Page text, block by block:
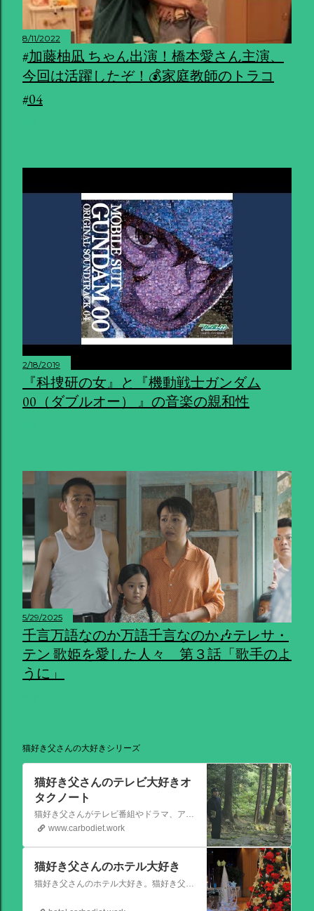
8/11/2022
#加藤柚凪 ちゃん出演！橋本愛さん主演、
今回は活躍したぞ！💰家庭教師のトラコ
#04
2/18/2019
『科捜研の女』と『機動戦士ガンダム
00（ダブルオー） 』の音楽の親和性
5/29/2025
千言万語なのか万語千言なのか🎶テレサ・
テン 歌姫を愛した人々 第３話「歌手のよ
うに」
猫好き父さんの大好きシリーズ
猫好き父さんのテレビ大好きオ
タクノート
猫好き父さんがテレビ番組やドラマ、アニメ、特撮ヒーロー,そしてダイエットについて書いたブログです。
www.carbodiet.work
猫好き父さんのホテル大好き
猫好き父さんのホテル大好き。猫好き父さんが宿泊したホテルの情報を徒然なるままに書いていきます。